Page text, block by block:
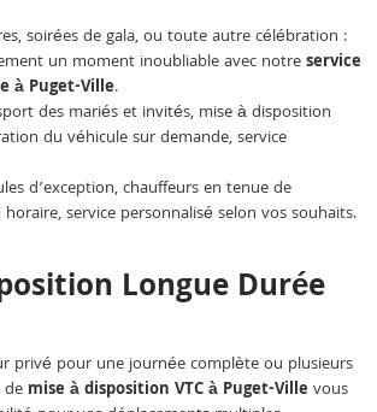
soirées de gala, ou toute autre célébration :
un moment inoubliable avec notreservice
à Puget-Ville.
des mariés et invités, mise à disposition
du véhicule sur demande, service
d’exception, chauffeurs en tenue de
service personnalisé selon vos souhaits.
Longue Durée
privé pour une journée complète ou plusieurs
de mise à disposition VTC à Puget-Villevous